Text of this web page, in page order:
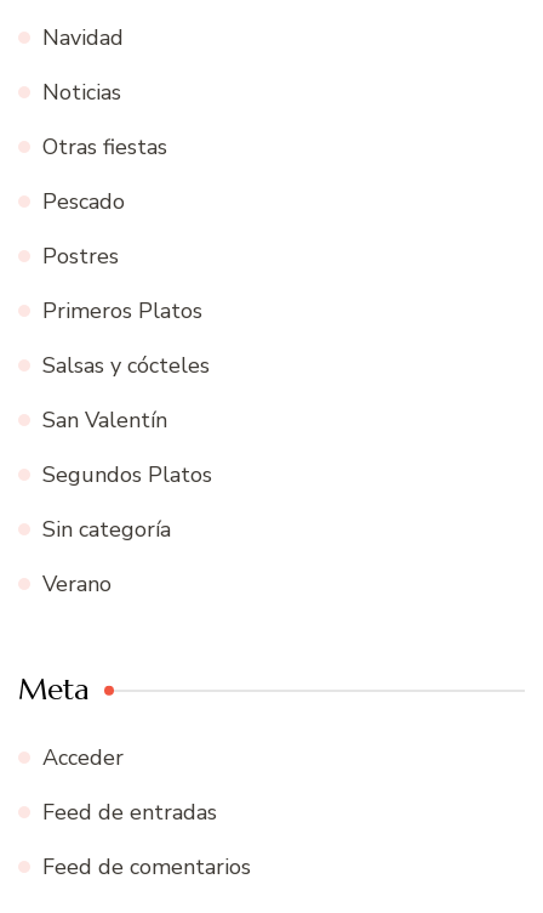
Navidad
Noticias
Otras fiestas
Pescado
Postres
Primeros Platos
Salsas y cócteles
San Valentín
Segundos Platos
Sin categoría
Verano
Meta
Acceder
Feed de entradas
Feed de comentarios